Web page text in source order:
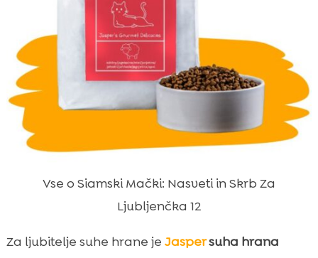
Vse o Siamski Mački: Nasveti in Skrb Za
Ljubljenčka 12
Za ljubitelje suhe hrane je Jaspersuha hrana